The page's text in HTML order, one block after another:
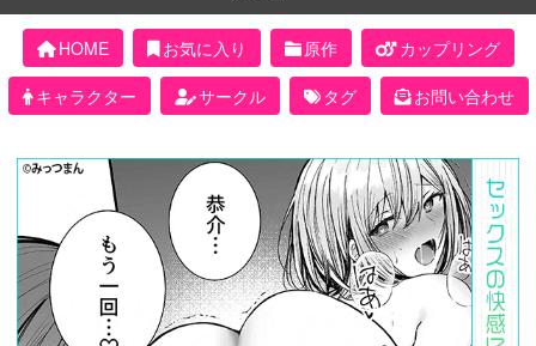
HOME お気に入り 原作
カップリング
キャラクター
サークル タグ お問い合わせ